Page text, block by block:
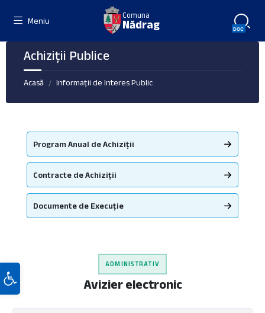
Deschide bara de unelte
Meniu
Comuna
Nădrag
Achiziții Publice
Acasă / Informații de Interes Public
Program Anual de Achiziții
Contracte de Achiziții
Documente de Execuție
ADMINISTRATIV
Avizier electronic